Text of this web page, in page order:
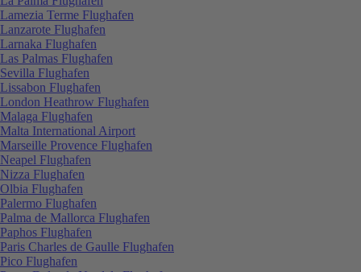
Lamezia Terme Flughafen
Lanzarote Flughafen
Larnaka Flughafen
Las Palmas Flughafen
Sevilla Flughafen
Lissabon Flughafen
London Heathrow Flughafen
Malaga Flughafen
Malta International Airport
Marseille Provence Flughafen
Neapel Flughafen
Nizza Flughafen
Olbia Flughafen
Palermo Flughafen
Palma de Mallorca Flughafen
Paphos Flughafen
Paris Charles de Gaulle Flughafen
Pico Flughafen